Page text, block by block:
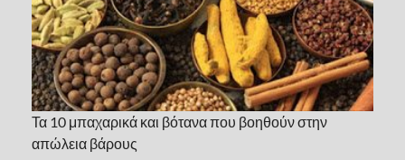
Τα 10 μπαχαρικά και βότανα που βοηθούν στην
απώλεια βάρους